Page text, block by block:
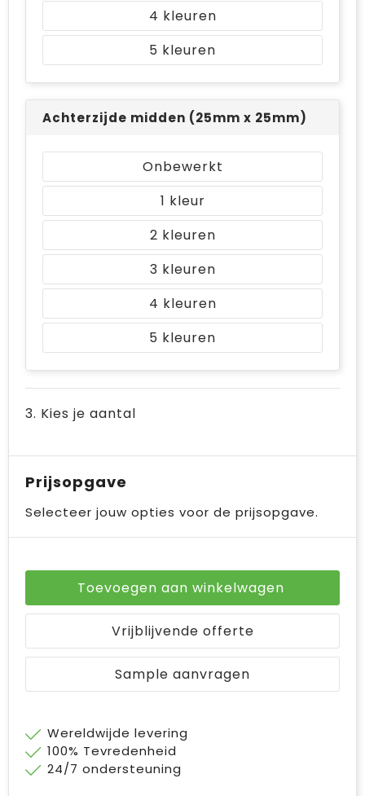
4
5
Achterzijde midden (25mm x 25mm)
Onbewerkt
1
2
3
4
5
3. Kies je aantal
Prijsopgave
Selecteer jouw opties voor de prijsopgave.
Toevoegen aan winkelwagen
Vrijblijvende offerte
Sample aanvragen
Wereldwijde levering
100% Tevredenheid
24/7 ondersteuning